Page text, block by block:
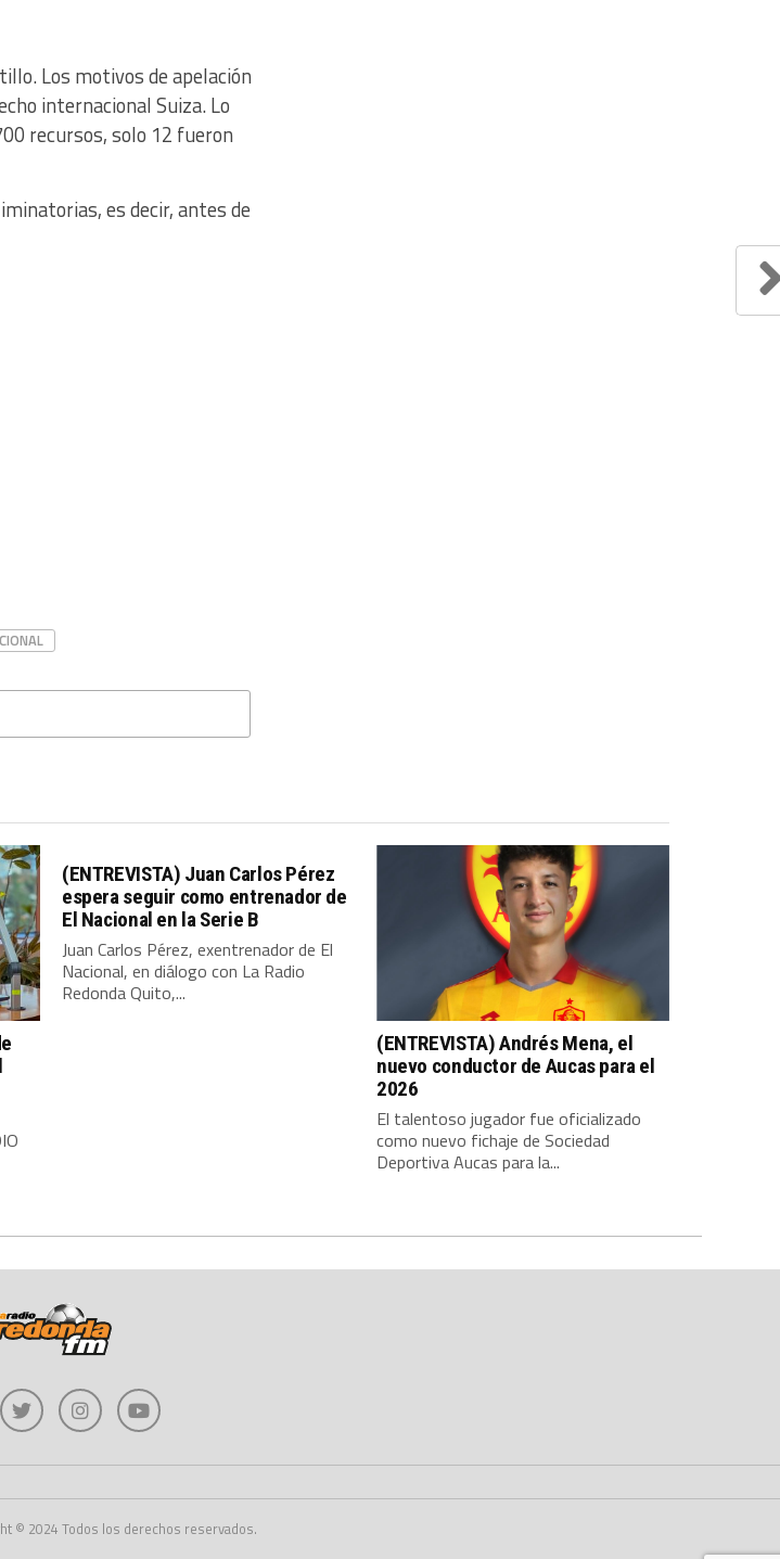
Los motivos de apelación
internacional Suiza. Lo
recursos, solo 12 fueron
es decir, antes de
(ENTREVISTA) Juan Carlos Pérez
espera seguir como entrenador de
El Nacional en la Serie B
Juan Carlos Pérez, exentrenador de El
Nacional, en diálogo con La Radio
Redonda Quito,...
(ENTREVISTA) Andrés Mena, el
nuevo conductor de Aucas para el
2026
El talentoso jugador fue oficializado
como nuevo fichaje de Sociedad
Deportiva Aucas para la...
© 2024 Todos los derechos reservados.